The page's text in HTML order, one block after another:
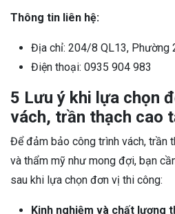
Thông tin liên hệ:
Địa chỉ: 204/8 QL13, Phường
Điện thoại: 0935 904 983
5 Lưu ý khi lựa chọn
vách, trần thạch cao
Để đảm bảo công trình vách, trần
và thẩm mỹ như mong đợi, bạn
sau khi lựa chọn đơn vị thi công:
Kinh nghiệm và chất lượng